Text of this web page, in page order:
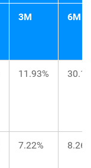
3M 6M
11.93%
7.22%